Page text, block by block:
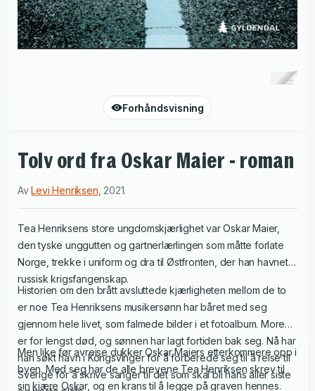
Forhåndsvisning
Tolv ord fra Oskar Maier - roman
AvLevi Henriksen 2021.
Tea Henriksens store ungdomskjærlighet var Oskar Maier,
den tyske unggutten og gartnerlærlingen som måtte forlate
Norge, trekke i uniform og dra til Østfronten, der han havnet i
russisk krigsfangenskap.
Historien om den brått avsluttede kjærligheten mellom de to
er noe Tea Henriksens musikersønn har båret med seg
gjennom hele livet, som falmede bilder i et fotoalbum. Moren
er for lengst død, og sønnen har lagt fortiden bak seg. Nå har
han søkt havn i Kongsvinger for å forberede seg til å reise til
Sverige for å skrive sanger til det som skal bli hans aller siste
Men like før avreise dukker Oskar Maiers etterkommere opp i
byen. Med seg har de alle brevene Tea Henriksen skrev til
sin kjære Oskar, og en krans til å legge på graven hennes.